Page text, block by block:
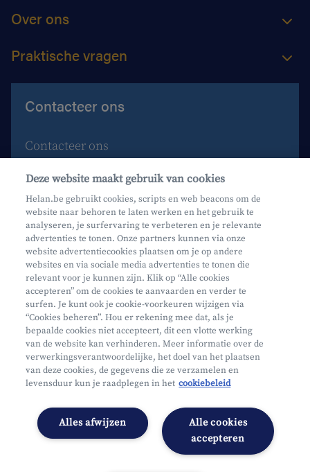
Over ons
Praktische vragen
Contacteer ons
Contacteer ons
Maak een afspraak
Waar vind je ons?
Phishing
Mifid
Privacy
Juridische info
Onderworpen aan de controle van CDZ
Toegankelijkheidsverklaring
Cookies beheren
Deze website maakt gebruik van cookies
Helan.be gebruikt cookies, scripts en web beacons om de
website naar behoren te laten werken en het gebruik te
analyseren, je surfervaring te verbeteren en je relevante
advertenties te tonen. Onze partners kunnen via onze
website advertentiecookies plaatsen om je op andere
websites en via sociale media advertenties te tonen die
relevant voor je kunnen zijn. Klik op “Alle cookies
accepteren” om de cookies te aanvaarden en verder te
surfen. Je kunt ook je cookie-voorkeuren wijzigen via
“Cookies beheren”. Hou er rekening mee dat, als je
bepaalde cookies niet accepteert, dit een vlotte werking
van de website kan verhinderen. Meer informatie over de
verwerkingsverantwoordelijke, het doel van het plaatsen
van deze cookies, de gegevens die ze verzamelen en
levensduur kun je raadplegen in het cookiebeleid
Alle cookies
accepteren
Alles afwijzen